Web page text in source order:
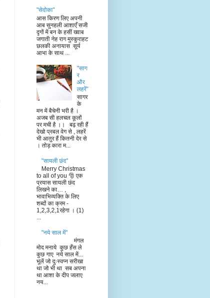
"सेदोका"
आस किरण लिए अपनी
आब सुनहली आशाएँ सजी
दृगों में बन के हसीं ख्वाब
जगाती नेह राग मुस्कुराहट
छलकी अनायास सूर्य
आभा के साथ ...
"साग
र
और
लहरें"
सागर
के
मन में बैचेनी भरी है ।
अजब सी हलचल कूलों
पर मची है ।। बढ़ रही हैं
देखो प्रबल वेग से , लहरें
भी आतुर हैं कितनी देर से
। तोड़ कारा म...
"सायली छंद"
Merry Christmas
to all of you 🎅 एक
प्रयास सायली छंद
लिखने का… ,
भावाभिव्यक्ति के लिए
शब्दों का क्रम -
1,2,3,2,1रहेगा । (1)
...
"नये साल में"
मंगल
मोद मनाये कुछ हँस ले
कुछ गाए नये साल में...
भूलें जो दुःस्वप्न सरीखा
था जो भी था सब अपना
था आशा के दीप जलाए
नय...